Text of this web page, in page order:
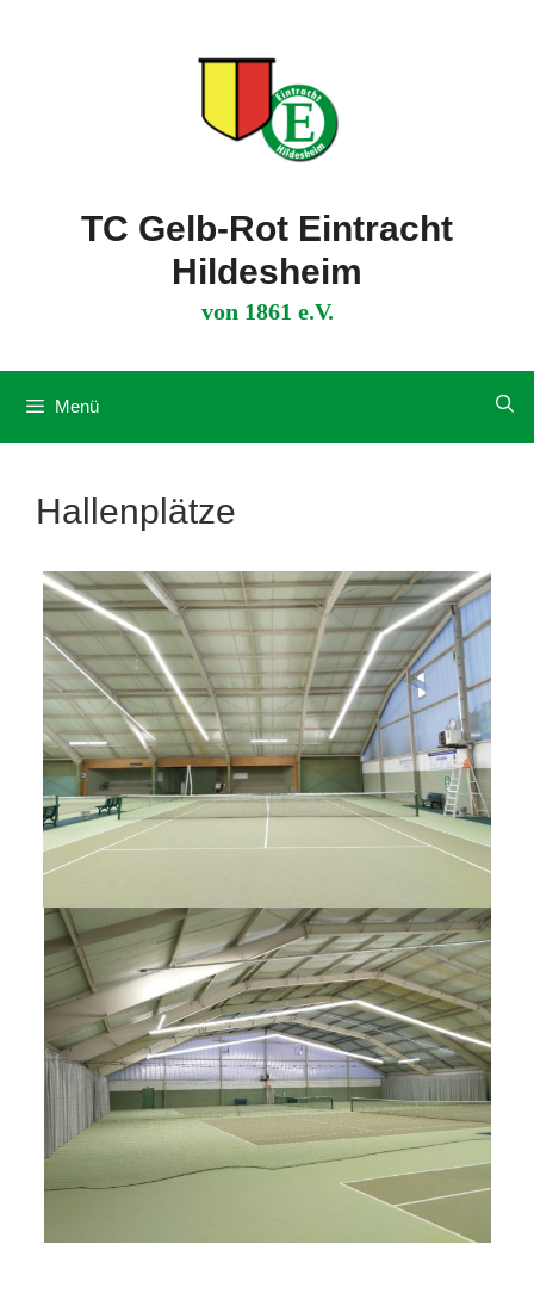
TC Gelb-Rot Eintracht
Hildesheim
von 1861 e.V.
Menü
Hallenplätze